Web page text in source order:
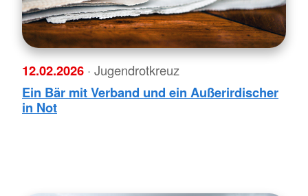
12.02.2026 · Jugendrotkreuz
Ein Bär mit Verband und ein Außerirdischer
in Not